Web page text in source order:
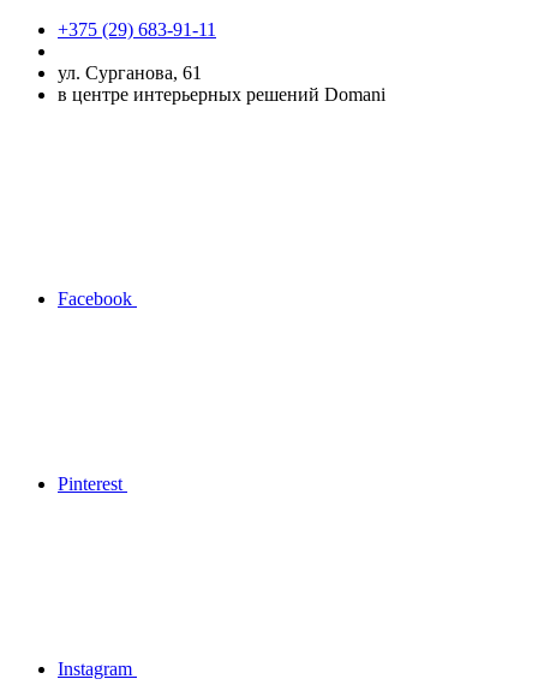
+375 (29) 683-91-11
ул. Сурганова, 61
в центре интерьерных решений Domani
Facebook
Pinterest
Instagram